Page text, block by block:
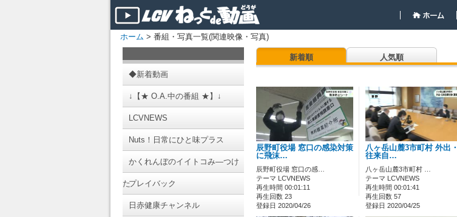
ホーム > 番組・写真一覧(関連映像・写真)
◆新着動画
↓【★ O.A.中の番組 ★】↓
LCVNEWS
Nuts！日常にひと味プラス
かくれんぼのイイトコみ―つけ
たプレイバック
日赤健康チャンネル
新着順
人気順
辰野町役場 窓口の感染対策
に飛沫…
辰野町役場 窓口の感…
テーマ LCVNEWS
再生時間 00:01:11
再生回数 23
登録日 2020/04/26
八ヶ岳山麓3市町村 外出・
往来自…
八ヶ岳山麓3市町村 …
テーマ LCVNEWS
再生時間 00:01:41
再生回数 57
登録日 2020/04/25